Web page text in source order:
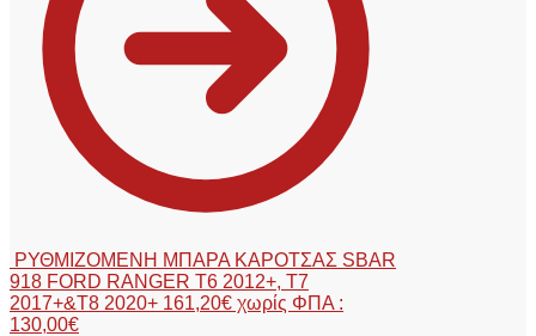
ΡΥΘΜΙΖΟΜΕΝΗ ΜΠΑΡΑ ΚΑΡΟΤΣΑΣ SBAR
918 FORD RANGER T6 2012+, T7
2017+&T8 2020+ 161,20€ χωρίς ΦΠΑ :
130,00€